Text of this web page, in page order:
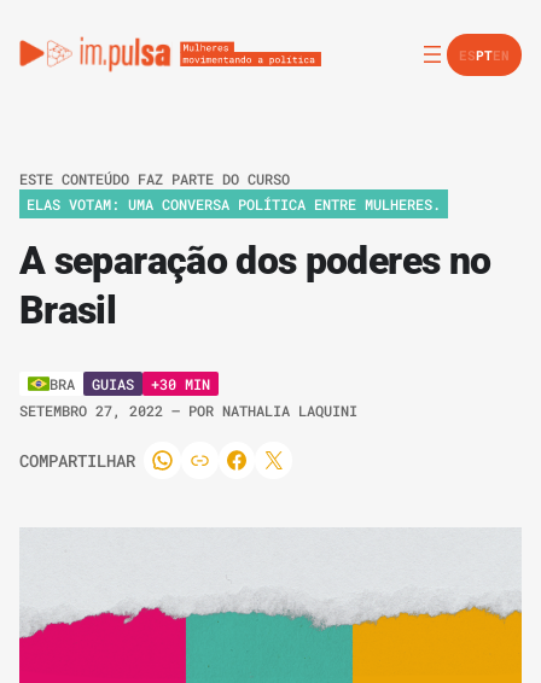
ESPTEN
ESTE CONTEÚDO FAZ PARTE DO CURSO
ELAS VOTAM: UMA CONVERSA POLÍTICA ENTRE MULHERES.
A separação dos poderes no
Brasil
BRA GUIAS
+30 MIN
SETEMBRO 27, 2022 – POR NATHALIA LAQUINI
COMPARTILHAR